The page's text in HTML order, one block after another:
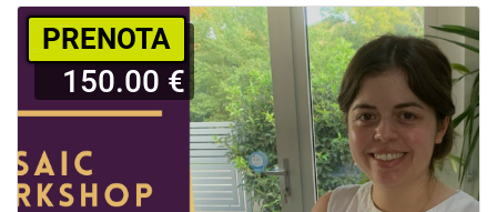
PRENOTA
150.00 €